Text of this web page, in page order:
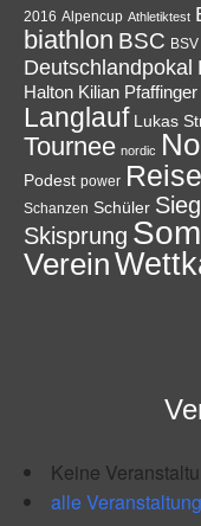
2016 Alpencup Athletiktest
biathlon BSC BSV
Deutschlandpokal
Halton Kilian Pfaffinger
Langlauf Lukas
Tournee nordic
Podest power
Schanzen Schüler Sieg
Skisprung
Verein
Keine
alle